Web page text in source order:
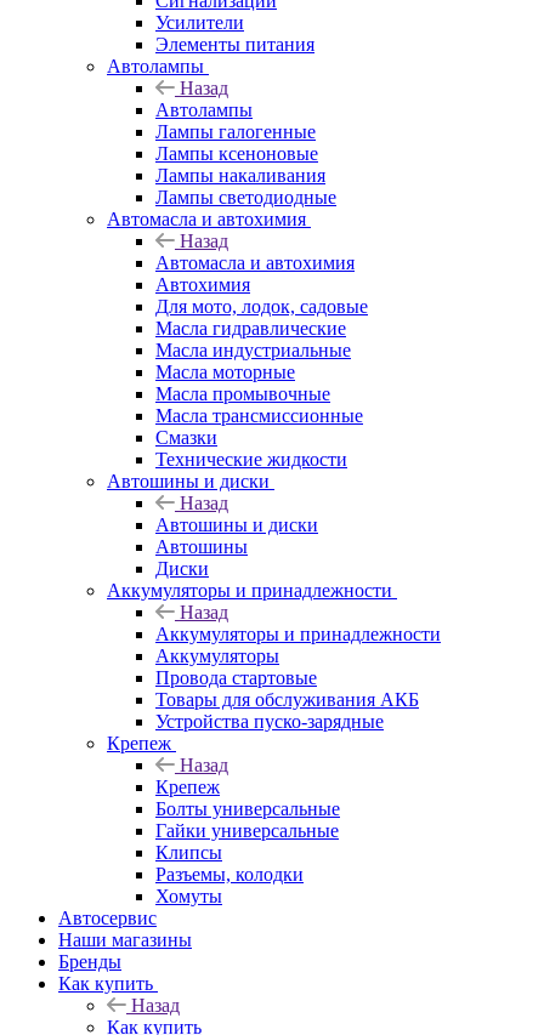
Усилители
Элементы питания
Автолампы
Назад
Автолампы
Лампы галогенные
Лампы ксеноновые
Лампы накаливания
Лампы светодиодные
Автомасла и автохимия
Назад
Автомасла и автохимия
Автохимия
Для мото, лодок, садовые
Масла гидравлические
Масла индустриальные
Масла моторные
Масла промывочные
Масла трансмиссионные
Смазки
Технические жидкости
Автошины и диски
Назад
Автошины и диски
Автошины
Диски
Аккумуляторы и принадлежности
Назад
Аккумуляторы и принадлежности
Аккумуляторы
Провода стартовые
Товары для обслуживания АКБ
Устройства пуско-зарядные
Крепеж
Назад
Крепеж
Болты универсальные
Гайки универсальные
Клипсы
Разъемы, колодки
Хомуты
Автосервис
Наши магазины
Бренды
Как купить
Назад
Как купить